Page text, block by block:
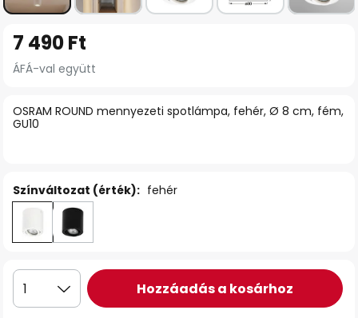
képgaléria
OSRAM ROUND mennyezeti spotlámpa, fehér, Ø 8 cm, fém,
GU10
7 490 Ft
ÁFÁ-val együtt
Színváltozat (érték): fehér
1 Hozzáadás a kosárhoz